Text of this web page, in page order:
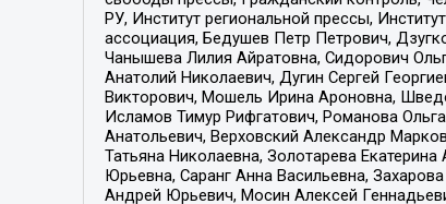
РУ, Институт региональной прессы,
ассоциация, Бедушев Петр Петрович,
Чанышева Лилия Айратовна, Сидорович
Анатолий Николаевич, Дугин Сергей
Викторович, Мошель Ирина Ароновна,
Исламов Тимур Рифгатович, Романова
Анатольевич, Верховский Александр
Татьяна Николаевна, Золотарева
Юрьевна, Саранг Анна Васильевна,
Андрей Юрьевич, Мосин Алексей